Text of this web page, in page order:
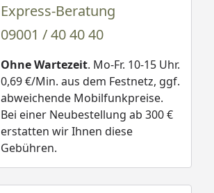
Express-Beratung
09001 / 40 40 40
Ohne Wartezeit. Mo-Fr. 10-15 Uhr.
0,69 €/Min. aus dem Festnetz, ggf.
abweichende Mobilfunkpreise.
Bei einer Neubestellung ab 300 €
erstatten wir Ihnen diese
Gebühren.